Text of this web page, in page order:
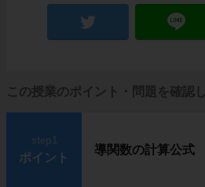
この授業のポイント・問題を確認
ポイント
導関数の計算公式